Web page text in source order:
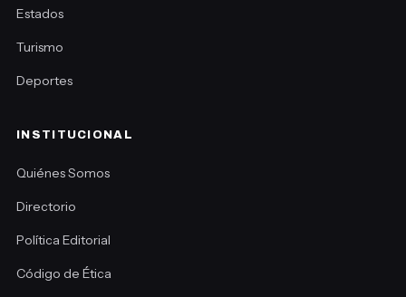
Estados
Turismo
Deportes
INSTITUCIONAL
Quiénes Somos
Directorio
Política Editorial
Código de Ética